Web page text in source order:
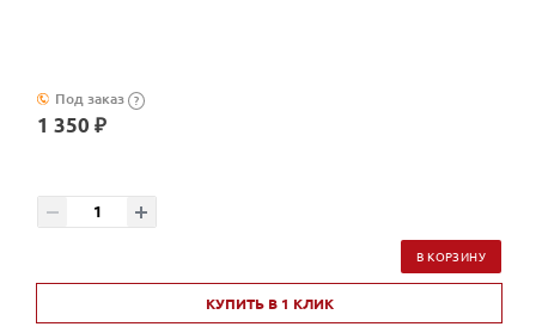
Под заказ ?
1 350 ₽
В КОРЗИНУ
КУПИТЬ В 1 КЛИК